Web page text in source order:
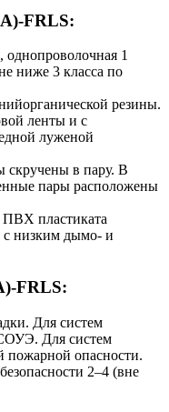
FRLS:
однопроволочная 1
ниже 3 класса по
резины.
ленты и с
луженой
скручены в пару. В
пары расположены
ПВХ пластиката
низким дымо- и
FRLS:
Для систем
Для систем
пожарной опасности.
2–4 (вне